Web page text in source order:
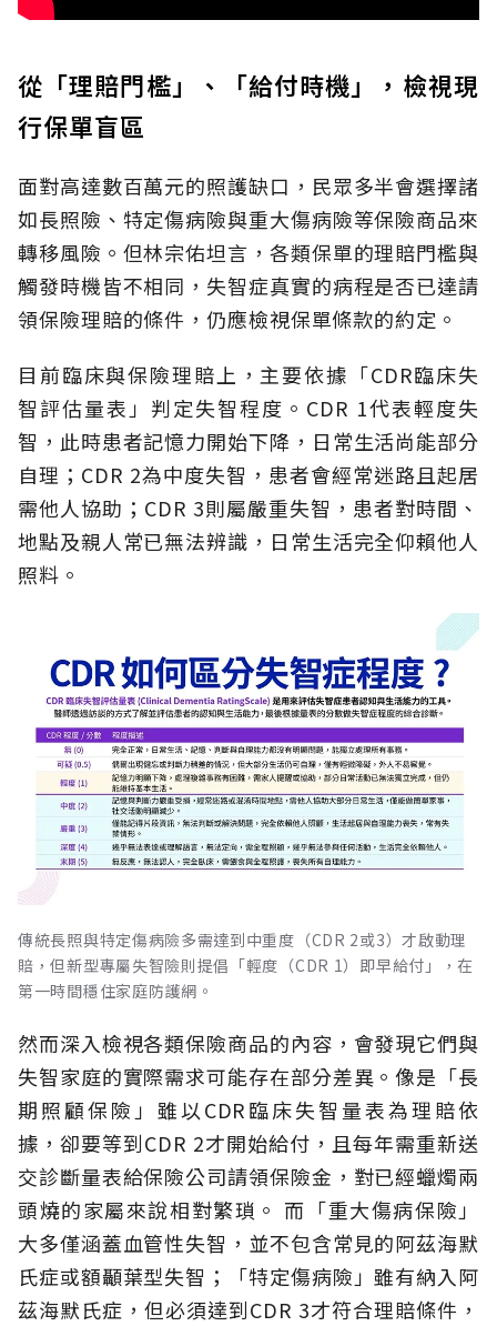
從「理賠門檻」、「給付時機」，檢視現
行保單盲區
面對高達數百萬元的照護缺口，民眾多半會選擇諸
如長照險、特定傷病險與重大傷病險等保險商品來
轉移風險。但林宗佑坦言，各類保單的理賠門檻與
觸發時機皆不相同，失智症真實的病程是否已達請
領保險理賠的條件，仍應檢視保單條款的約定。
目前臨床與保險理賠上，主要依據「CDR臨床失
智評估量表」判定失智程度。CDR 1代表輕度失
智，此時患者記憶力開始下降，日常生活尚能部分
自理；CDR 2為中度失智，患者會經常迷路且起居
需他人協助；CDR 3則屬嚴重失智，患者對時間、
地點及親人常已無法辨識，日常生活完全仰賴他人
照料。
傳統長照與特定傷病險多需達到中重度（CDR 2或3）才啟動理
賠，但新型專屬失智險則提倡「輕度（CDR 1）即早給付」，在
第一時間穩住家庭防護網。
然而深入檢視各類保險商品的內容，會發現它們與
失智家庭的實際需求可能存在部分差異。像是「長
期照顧保險」雖以CDR臨床失智量表為理賠依
據，卻要等到CDR 2才開始給付，且每年需重新送
交診斷量表給保險公司請領保險金，對已經蠟燭兩
頭燒的家屬來說相對繁瑣。 而「重大傷病保險」
大多僅涵蓋血管性失智，並不包含常見的阿茲海默
氏症或額顳葉型失智；「特定傷病險」雖有納入阿
茲海默氏症，但必須達到CDR 3才符合理賠條件，